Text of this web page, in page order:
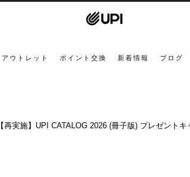
アウトレット ポイント交換 新着情報 ブログ
【再実施】UPI CATALOG 2026 (冊子版) プレゼントキ